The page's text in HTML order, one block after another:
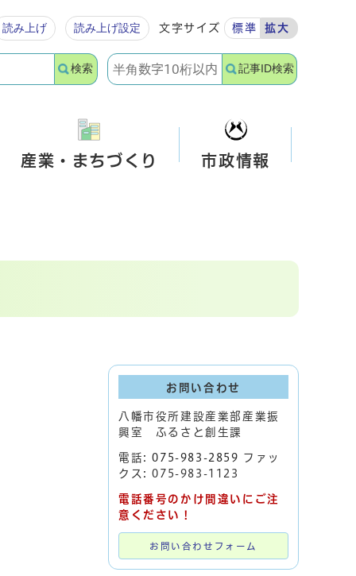
読み上げ 読み上げ設定 文字サイズ 標準 拡大
検索 記事ID検索
産業・まちづくり 市政情報
お問い合わせ
八幡市役所建設産業部産業振
興室 ふるさと創生課
電話:075-983-2859 ファッ
クス: 075-983-1123
電話番号のかけ間違いにご注
意ください！
お問い合わせフォーム